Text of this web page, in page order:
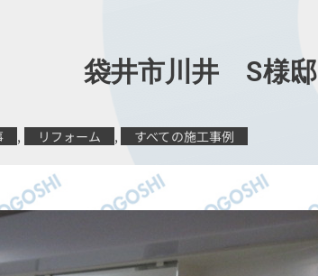
袋井市川井 S様邸
, リフォーム , すべての施工事例